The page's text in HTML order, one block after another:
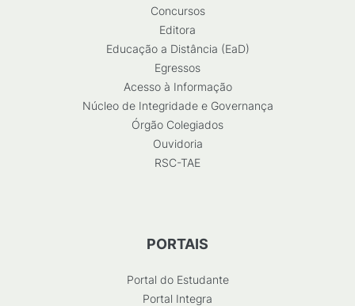
Concursos
Editora
Educação a Distância (EaD)
Egressos
Acesso à Informação
Núcleo de Integridade e Governança
Órgão Colegiados
Ouvidoria
RSC-TAE
PORTAIS
Portal do Estudante
Portal Integra